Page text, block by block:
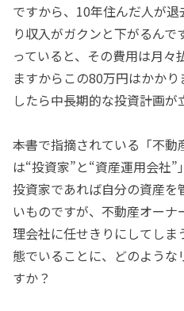
ですから、10年住んだ人が
り収入がガクンと下がるんで
っていると、その費用は月々
ますからこの80万円はかか
したら中長期的な投資計画が
――本書で指摘されている「不
は“投資家”と“資産運用会社”
投資家であれば自分の資産
いものですが、不動産オー
理会社に任せきりにしてしま
態でいることに、どのような
すか？